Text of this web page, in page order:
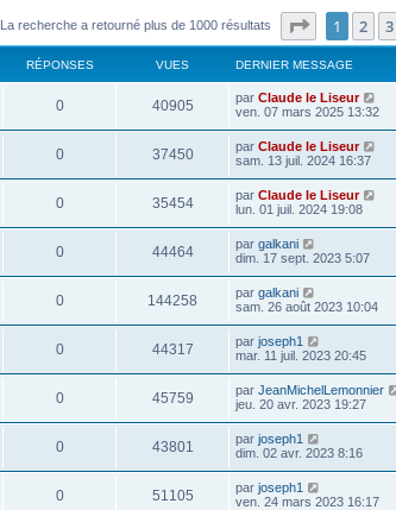
La recherche a retourné plus de 1000 résultats Page sur20
1 2 3
RÉPONSES VUES DERNIER MESSAGE
0 40905 par Claude le Liseur
ven. 07 mars 2025 13:32
0 37450 par Claude le Liseur
sam. 13 juil. 2024 16:37
0 35454 par Claude le Liseur
lun. 01 juil. 2024 19:08
0 44464 par galkani
dim. 17 sept. 2023 5:07
0 144258 par galkani
sam. 26 août 2023 10:04
0 44317 par joseph1
mar. 11 juil. 2023 20:45
0 45759 par JeanMichelLemonnier
jeu. 20 avr. 2023 19:27
0 43801 par joseph1
dim. 02 avr. 2023 8:16
0 51105 par joseph1
ven. 24 mars 2023 16:17